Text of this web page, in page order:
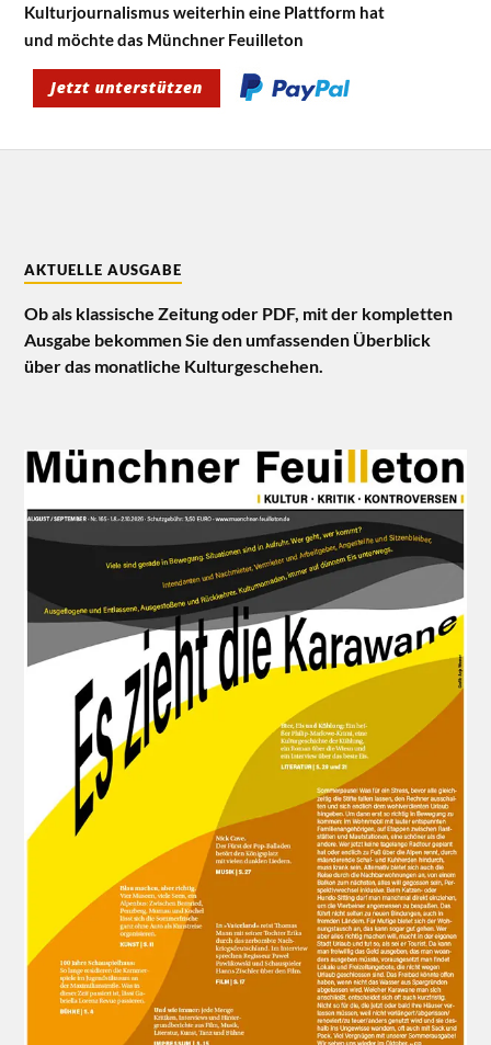
Kulturjournalismus weiterhin eine Plattform hat
und möchte das Münchner Feuilleton
AKTUELLE AUSGABE
Ob als klassische Zeitung oder PDF, mit der kompletten
Ausgabe bekommen Sie den umfassenden Überblick
über das monatliche Kulturgeschehen.